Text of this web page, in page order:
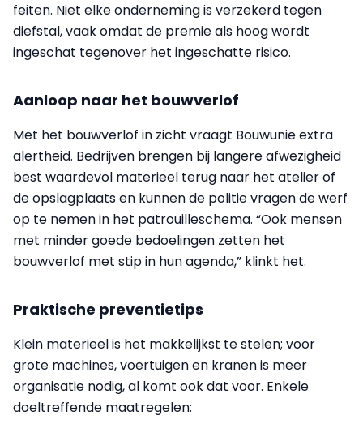
feiten. Niet elke onderneming is verzekerd tegen
diefstal, vaak omdat de premie als hoog wordt
ingeschat tegenover het ingeschatte risico.
Aanloop naar het bouwverlof
Met het bouwverlof in zicht vraagt Bouwunie extra
alertheid. Bedrijven brengen bij langere afwezigheid
best waardevol materieel terug naar het atelier of
de opslagplaats en kunnen de politie vragen de werf
op te nemen in het patrouilleschema. “Ook mensen
met minder goede bedoelingen zetten het
bouwverlof met stip in hun agenda,” klinkt het.
Praktische preventietips
Klein materieel is het makkelijkst te stelen; voor
grote machines, voertuigen en kranen is meer
organisatie nodig, al komt ook dat voor. Enkele
doeltreffende maatregelen: